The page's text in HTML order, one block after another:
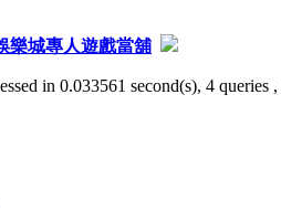
樂城專人遊戲當舖
in 0.033561 second(s), 4 queries